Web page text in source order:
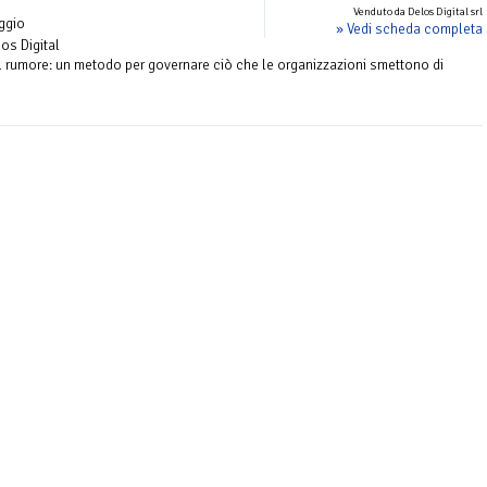
Venduto da Delos Digital srl
» Vedi scheda completa
Digital
un metodo per governare ciò che le organizzazioni smettono di